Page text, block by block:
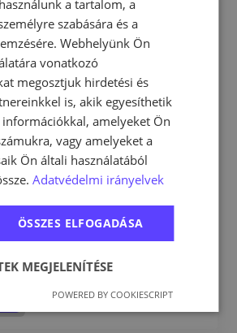
02-27 Nincs hozzászólás
a tartalom, a
szabására és a
Webhelyünk Ön
vonatkozó
megosztjuk hirdetési és
is, akik egyesíthetik
információkkal, amelyeket Ön
vagy amelyeket a
Ön általi használatából
Adatvédelmi irányelvek
ÖSSZES ELFOGADÁSA
MEGJELENÍTÉSE
POWERED BY COOKIESCRIPT